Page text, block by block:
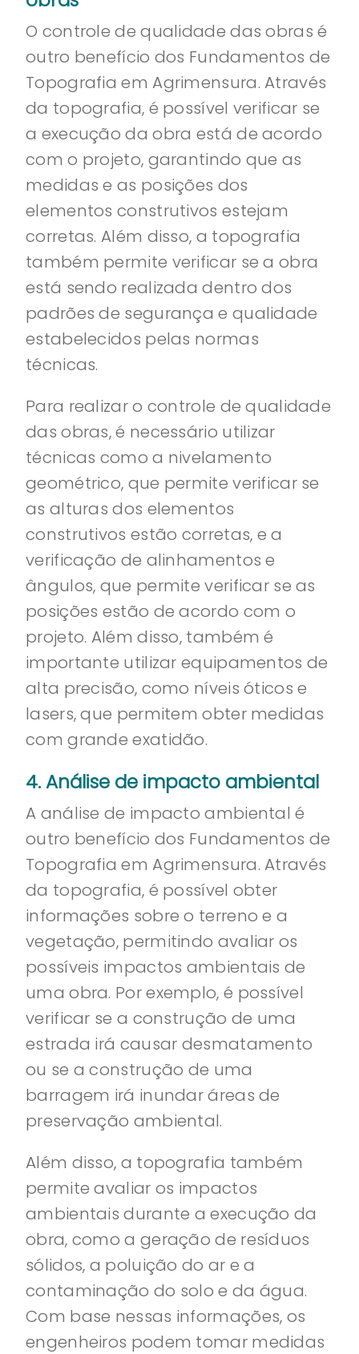
O controle de qualidade das obras é
outro benefício dos Fundamentos de
Topografia em Agrimensura. Através
da topografia, é possível verificar se
a execução da obra está de acordo
com o projeto, garantindo que as
medidas e as posições dos
elementos construtivos estejam
corretas. Além disso, a topografia
também permite verificar se a obra
está sendo realizada dentro dos
padrões de segurança e qualidade
estabelecidos pelas normas
técnicas.
Para realizar o controle de qualidade
das obras, é necessário utilizar
técnicas como a nivelamento
geométrico, que permite verificar se
as alturas dos elementos
construtivos estão corretas, e a
verificação de alinhamentos e
ângulos, que permite verificar se as
posições estão de acordo com o
projeto. Além disso, também é
importante utilizar equipamentos de
alta precisão, como níveis óticos e
lasers, que permitem obter medidas
com grande exatidão.
4. Análise de impacto ambiental
A análise de impacto ambiental é
outro benefício dos Fundamentos de
Topografia em Agrimensura. Através
da topografia, é possível obter
informações sobre o terreno e a
vegetação, permitindo avaliar os
possíveis impactos ambientais de
uma obra. Por exemplo, é possível
verificar se a construção de uma
estrada irá causar desmatamento
ou se a construção de uma
barragem irá inundar áreas de
preservação ambiental.
Além disso, a topografia também
permite avaliar os impactos
ambientais durante a execução da
obra, como a geração de resíduos
sólidos, a poluição do ar e a
contaminação do solo e da água.
Com base nessas informações, os
engenheiros podem tomar medidas